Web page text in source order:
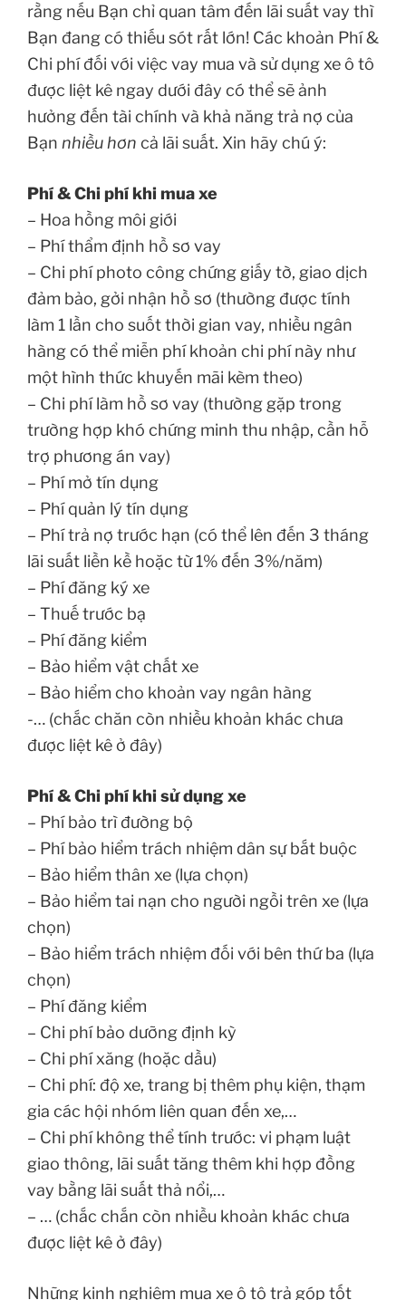
rằng nếu Bạn chỉ quan tâm đến lãi suất vay thì
Bạn đang có thiếu sót rất lớn! Các khoản Phí &
Chi phí đối với việc vay mua và sử dụng xe ô tô
được liệt kê ngay dưới đây có thể sẽ ảnh
hưởng đến tài chính và khả năng trả nợ của
Bạn nhiều hơn cả lãi suất. Xin hãy chú ý:
Phí & Chi phí khi mua xe
– Hoa hồng môi giới
– Phí thẩm định hồ sơ vay
– Chi phí photo công chứng giấy tờ, giao dịch
đảm bảo, gởi nhận hồ sơ (thường được tính
làm 1 lần cho suốt thời gian vay, nhiều ngân
hàng có thể miễn phí khoản chi phí này như
một hình thức khuyến mãi kèm theo)
– Chi phí làm hồ sơ vay (thường gặp trong
trường hợp khó chứng minh thu nhập, cần hỗ
trợ phương án vay)
– Phí mở tín dụng
– Phí quản lý tín dụng
– Phí trả nợ trước hạn (có thể lên đến 3 tháng
lãi suất liền kề hoặc từ 1% đến 3%/năm)
– Phí đăng ký xe
– Thuế trước bạ
– Phí đăng kiểm
– Bảo hiểm vật chất xe
– Bảo hiểm cho khoản vay ngân hàng
-… (chắc chăn còn nhiều khoản khác chưa
được liệt kê ở đây)
Phí & Chi phí khi sử dụng xe
– Phí bảo trì đường bộ
– Phí bảo hiểm trách nhiệm dân sự bắt buộc
– Bảo hiểm thân xe (lựa chọn)
– Bảo hiểm tai nạn cho người ngồi trên xe (lựa
chọn)
– Bảo hiểm trách nhiệm đối với bên thứ ba (lựa
chọn)
– Phí đăng kiểm
– Chi phí bảo dưỡng định kỳ
– Chi phí xăng (hoặc dầu)
– Chi phí: độ xe, trang bị thêm phụ kiện, thạm
gia các hội nhóm liên quan đến xe,…
– Chi phí không thể tính trước: vi phạm luật
giao thông, lãi suất tăng thêm khi hợp đồng
vay bằng lãi suất thả nổi,…
– … (chắc chắn còn nhiều khoản khác chưa
được liệt kê ở đây)
Những kinh nghiệm mua xe ô tô trả góp tốt